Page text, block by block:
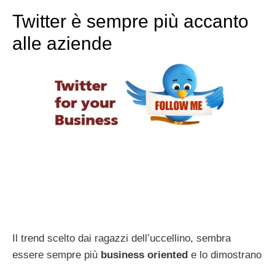
Twitter è sempre più accanto
alle aziende
Il trend scelto dai ragazzi dell’uccellino, sembra
essere sempre più business oriented e lo dimostrano